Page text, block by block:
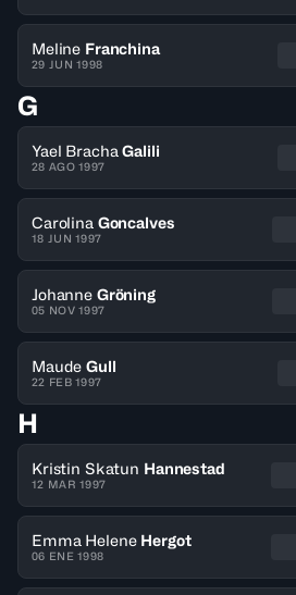
Meline Franchina
29 JUN 1998
G
Yael Bracha Galili
28 AGO 1997
Carolina Goncalves
18 JUN 1997
Johanne Gröning
05 NOV 1997
Maude Gull
22 FEB 1997
H
Kristin Skatun Hannestad
12 MAR 1997
Emma Helene Hergot
06 ENE 1998